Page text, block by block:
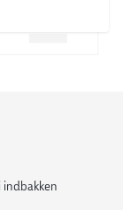
indbakken